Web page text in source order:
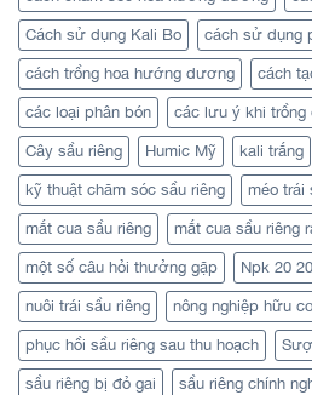
Cách sử dụng Kali Bo cách sử dụng
cách trồng hoa hướng dương cách
các loại phân bón các lưu ý khi trồng
Cây sầu riêng Humic Mỹ kali trắng
kỹ thuật chăm sóc sầu riêng méo trái
mắt cua sầu riêng mắt cua sầu riêng
một số câu hỏi thưởng gặp Npk 20
nuôi trái sầu riêng nông nghiệp hữu
phục hồi sầu riêng sau thu hoạch
sầu riêng bị đỏ gai sầu riêng chính